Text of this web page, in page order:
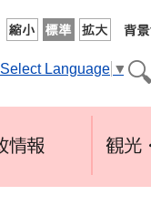
Select Language ▼